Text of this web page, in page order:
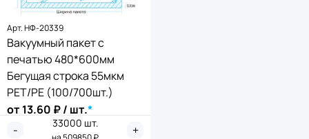
Арт.НФ-20339
Вакуумный пакет с
печатью 480*600мм
Бегущая строка 55мкм
PET/PE (100/700шт.)
от13.60 ₽ / шт.*
- 33000 шт. +